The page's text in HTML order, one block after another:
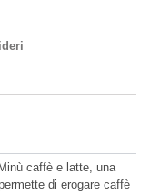
caffè e latte, una
di erogare caffè